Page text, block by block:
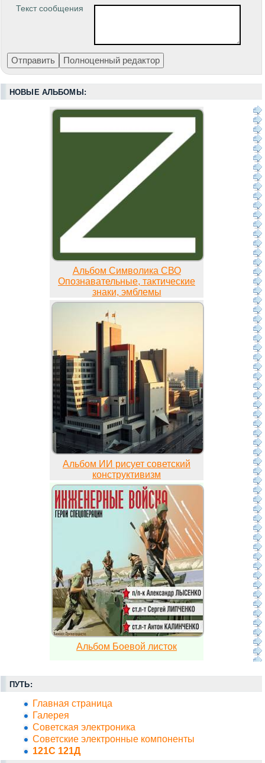
Текст сообщения
НОВЫЕ АЛЬБОМЫ:
Альбом Символика СВО
Опознавательные, тактические
знаки, эмблемы
Альбом ИИ рисует советский
конструктивизм
Альбом Боевой листок
ПУТЬ:
Главная страница
Галерея
Советская электроника
Советские электронные компоненты
121С 121Д